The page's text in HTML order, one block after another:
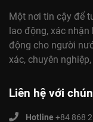
Một nơi tin cậy để
lao động, xác
động cho người
xác, chuyên
Liên hệ với
Hotline +84 868